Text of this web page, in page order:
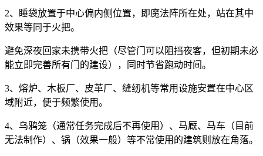
2、睡袋放置于中心偏内侧位置，即魔法阵所在处，站在其中
效果等同于火把。
避免深夜回家未携带火把（尽管门可以阻挡夜客，但初期未必
能立即完善所有门的建设），同时节省跑动时间。
3、熔炉、木板厂、皮革厂、缝纫机等常用设施安置在中心区
域附近，便于频繁使用。
4、乌鸦笼（通常任务完成后不再使用）、马厩、马车（目前
无法制作）、锅（效果一般）等不常使用的建筑则放在角落。